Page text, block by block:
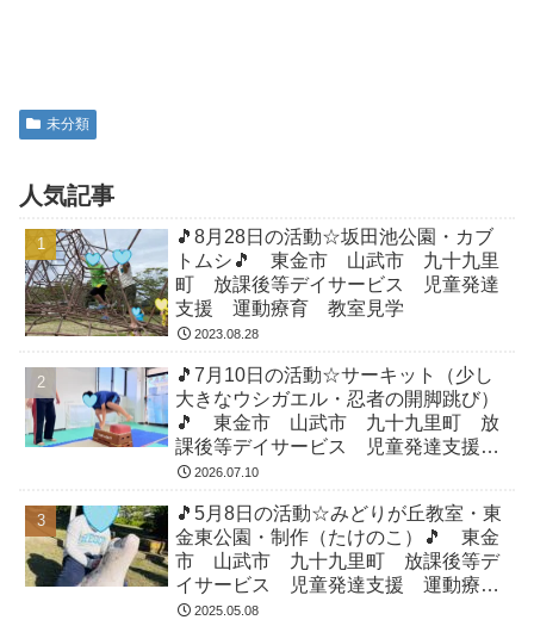
未分類
人気記事
🎵8月28日の活動☆坂田池公園・カブ
トムシ🎵 東金市 山武市 九十九里
町 放課後等デイサービス 児童発達
支援 運動療育 教室見学
2023.08.28
🎵7月10日の活動☆サーキット（少し
大きなウシガエル・忍者の開脚跳び）
🎵 東金市 山武市 九十九里町 放
課後等デイサービス 児童発達支援
運動療育 教室見学
2026.07.10
🎵5月8日の活動☆みどりが丘教室・東
金東公園・制作（たけのこ）🎵 東金
市 山武市 九十九里町 放課後等デ
イサービス 児童発達支援 運動療
育 教室見学
2025.05.08